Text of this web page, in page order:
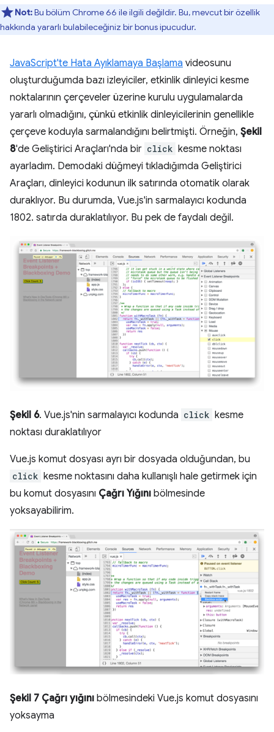
Not:Bu bölüm Chrome 66 ile ilgili değildir. Bu, mevcut bir özellik
hakkında yararlı bulabileceğiniz bir bonus ipucudur.
JavaScript'te Hata Ayıklamaya Başlama videosunu
oluşturduğumda bazı izleyiciler, etkinlik dinleyici kesme
noktalarının çerçeveler üzerine kurulu uygulamalarda
yararlı olmadığını, çünkü etkinlik dinleyicilerinin genellikle
çerçeve koduyla sarmalandığını belirtmişti. Örneğin, Şekil
8'de Geliştirici Araçları'nda bir click kesme noktası
ayarladım. Demodaki düğmeyi tıkladığımda Geliştirici
Araçları, dinleyici kodunun ilk satırında otomatik olarak
duraklıyor. Bu durumda, Vue.js'in sarmalayıcı kodunda
1802. satırda duraklatılıyor. Bu pek de faydalı değil.
Şekil 6. Vue.js'nin sarmalayıcı kodunda click kesme
noktası duraklatılıyor
Vue.js komut dosyası ayrı bir dosyada olduğundan, bu
click kesme noktasını daha kullanışlı hale getirmek için
bu komut dosyasını Çağrı Yığını bölmesinde
yoksayabilirim.
Şekil 7 Çağrı yığını bölmesindeki Vue.js komut dosyasını
yoksayma